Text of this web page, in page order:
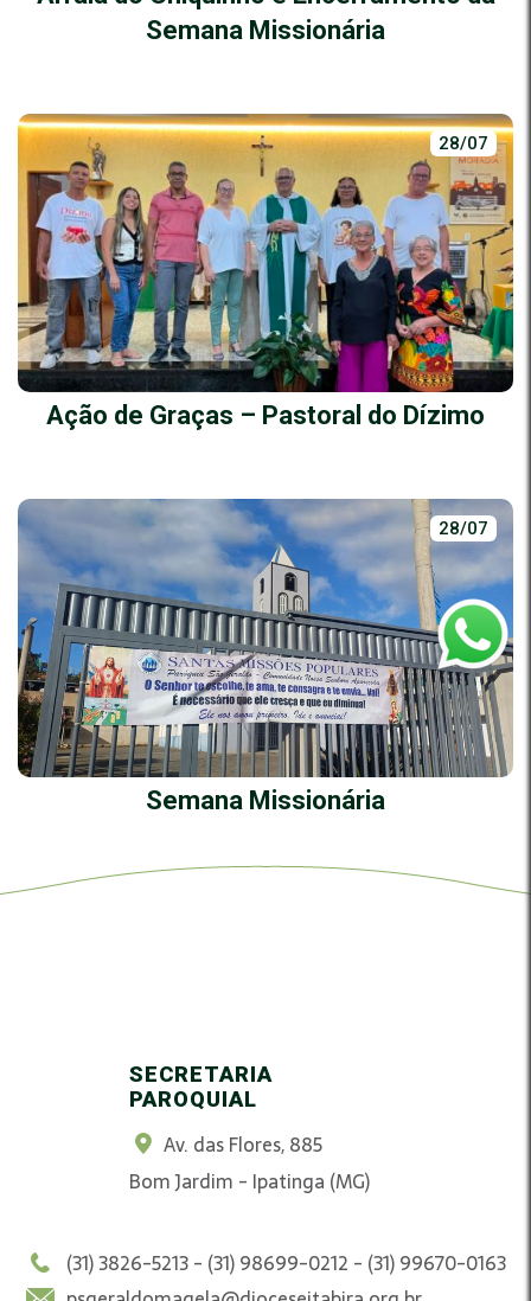
Semana Missionária
28/07
Ação de Graças – Pastoral do Dízimo
28/07
Semana Missionária
SECRETARIA
PAROQUIAL
Av. das Flores, 885
Bom Jardim - Ipatinga (MG)
(31) 3826-5213 - (31) 98699-0212 - (31) 99670-0163